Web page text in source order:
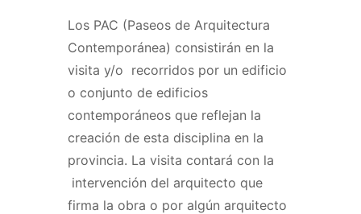
Los PAC (Paseos de Arquitectura
Contemporánea) consistirán en la
visita y/o recorridos por un edificio
o conjunto de edificios
contemporáneos que reflejan la
creación de esta disciplina en la
provincia. La visita contará con la
intervención del arquitecto que
firma la obra o por algún arquitecto